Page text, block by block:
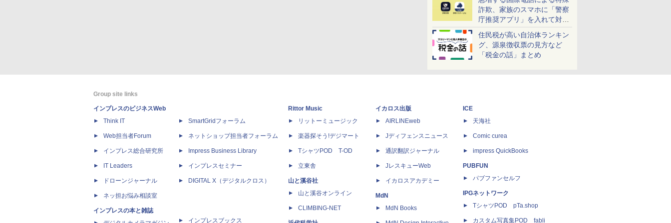
詐欺、家族のスマホに「警察
庁推奨アプリ」を入れて対策
しよう！
住民税が高い自治体ランキン
グ、源泉徴収票の見方など
「税金の話」まとめ
Group site links
インプレスのビジネスWeb
Think IT
Web担当者Forum
インプレス総合研究所
IT Leaders
ドローンジャーナル
ネッ担お悩み相談室
インプレスの本と雑誌
SmartGridフォーラム
ネットショップ担当者フォーラム
Impress Business Library
インプレスセミナー
DIGITAL X（デジタルクロス）
インプレスブックス
Rittor Music
リットーミュージック
楽器探そう!デジマート
TシャツPOD T-OD
立東舎
山と溪谷社
山と溪谷オンライン
CLIMBING-NET
イカロス出版
AIRLINEweb
Jディフェンスニュース
通訳翻訳ジャーナル
JレスキューWeb
イカロスアカデミー
MdN
MdN Books
ICE
天海社
Comic curea
impress QuickBooks
PUBFUN
パブファンセルフ
IPGネットワーク
TシャツPOD pTa.shop
カスタム写真集POD fabli